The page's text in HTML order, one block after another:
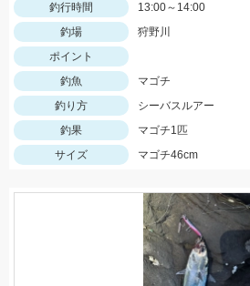
釣行時間
13:00～14:00
釣場
狩野川
ポイント
釣魚
マゴチ
釣り方
シーバスルアー
釣果
マゴチ1匹
サイズ
マゴチ46cm